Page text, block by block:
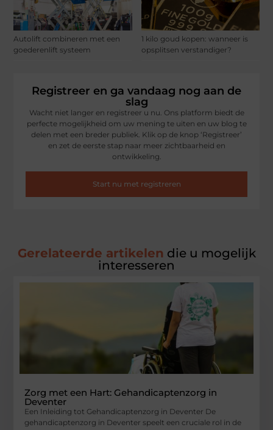
Autolift combineren met een
goederenlift systeem
1 kilo goud kopen: wanneer is
opsplitsen verstandiger?
Registreer en ga vandaag nog aan de
slag
Wacht niet langer en registreer u nu. Ons platform biedt de
perfecte mogelijkheid om uw mening te uiten en uw blog te
delen met een breder publiek. Klik op de knop ‘Registreer’
en zet de eerste stap naar meer zichtbaarheid en
ontwikkeling.
Start nu met registreren
Gerelateerde artikelen die u mogelijk
interesseren
Zorg met een Hart: Gehandicaptenzorg in
Deventer
Een Inleiding tot Gehandicaptenzorg in Deventer De
gehandicaptenzorg in Deventer speelt een cruciale rol in de